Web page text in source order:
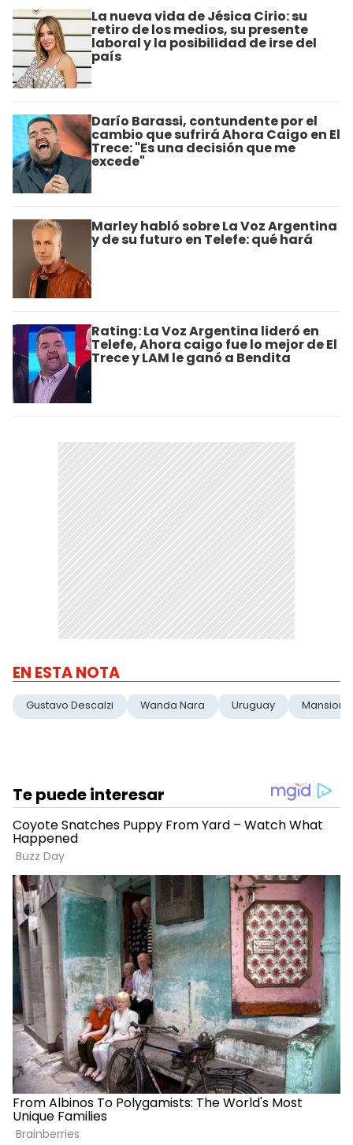
La nueva vida de Jésica Cirio: su
retiro de los medios, su presente
laboral y la posibilidad de irse del
país
Darío Barassi, contundente por el
cambio que sufrirá Ahora Caigo en El
Trece: "Es una decisión que me
excede"
Marley habló sobre La Voz Argentina
y de su futuro en Telefe: qué hará
Rating: La Voz Argentina lideró en
Telefe, Ahora caigo fue lo mejor de El
Trece y LAM le ganó a Bendita
EN ESTA NOTA
Gustavo Descalzi Wanda Nara Uruguay Mansion